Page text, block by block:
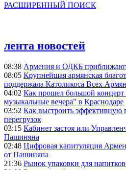
РАСШИРЕННЫЙ ПОИСК
лента новостей
08:38 Армения и ОДКБ
08:05 Крупнейшая армянская
поддержала Католикоса Всех Армян
04:02 Как прошел большой концерт
музыкальные вечера" в Краснодаре
03:52 Как выстроить эффективную
перегрузок
03:15 Кабинет застоя или
Пашиняна
02:48 Цифровая капитуляция
от Пашиняна
21:36 Рынок упаковки для